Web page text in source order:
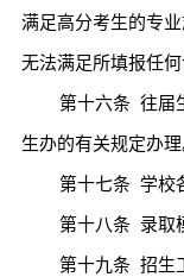
满足高分考生的专
无法满足所填报任
第十六条 往届
生办的有关规定办理
第十七条 学校
第十八条 录取
第十九条 招生